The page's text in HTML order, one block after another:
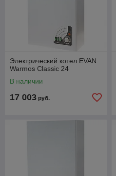
Электрический котел EVAN
Warmos Classic 24
В наличии
17 003 руб.